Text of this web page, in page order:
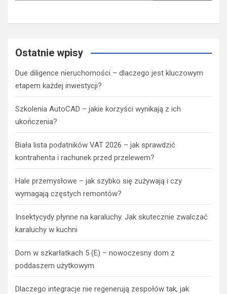
Ostatnie wpisy
Due diligence nieruchomości – dlaczego jest kluczowym
etapem każdej inwestycji?
Szkolenia AutoCAD – jakie korzyści wynikają z ich
ukończenia?
Biała lista podatników VAT 2026 – jak sprawdzić
kontrahenta i rachunek przed przelewem?
Hale przemysłowe – jak szybko się zużywają i czy
wymagają częstych remontów?
Insektycydy płynne na karaluchy. Jak skutecznie zwalczać
karaluchy w kuchni
Dom w szkarłatkach 5 (E) – nowoczesny dom z
poddaszem użytkowym
Dlaczego integracje nie regenerują zespołów tak, jak